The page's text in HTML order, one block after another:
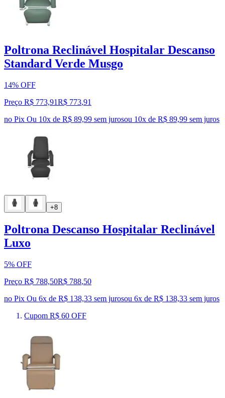
Poltrona Reclinável Hospitalar Descanso
Standard Verde Musgo
14% OFF
Preço R$ 773,91R$ 773,91
no Pix Ou 10x de R$ 89,99 sem jurosou 10x de R$ 89,99 sem juros
+8
Poltrona Descanso Hospitalar Reclinável
Luxo
5% OFF
Preço R$ 788,50R$ 788,50
no Pix Ou 6x de R$ 138,33 sem jurosou 6x de R$ 138,33 sem juros
Cupom R$ 60 OFF